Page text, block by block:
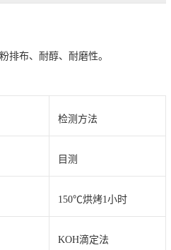
排布、耐醇、耐磨性。
检测方法
目测
150℃烘烤1小时
KOH滴定法